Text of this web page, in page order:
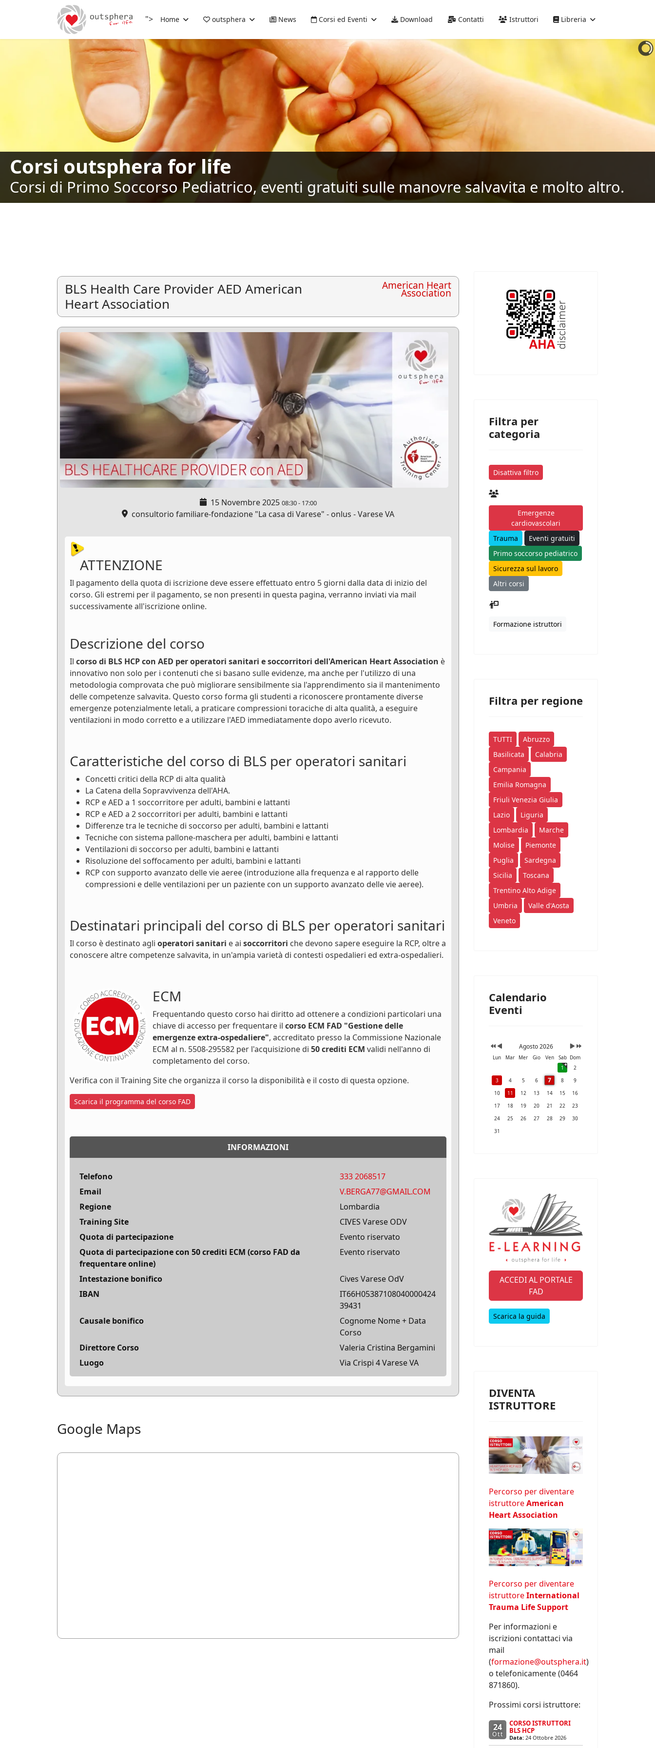
"> Home outsphera News Corsi ed Eventi Download Contatti Istruttori Libreria
Corsi outsphera for life
Corsi di Primo Soccorso Pediatrico, eventi gratuiti sulle manovre salvavita e molto altro.
BLS Health Care Provider AED American
Heart Association
American Heart
Association
15 Novembre 2025 08:30- 17:00
consultorio familiare-fondazione "La casa di Varese" - onlus - Varese VA
ATTENZIONE
Il pagamento della quota di iscrizione deve essere effettuato entro 5 giorni dalla data di inizio del
corso. Gli estremi per il pagamento, se non presenti in questa pagina, verranno inviati via mail
successivamente all'iscrizione online.
Descrizione del corso
Il corso di BLS HCP con AED per operatori sanitari e soccorritori dell'American Heart Association è
innovativo non solo per i contenuti che si basano sulle evidenze, ma anche per l'utilizzo di una
metodologia comprovata che può migliorare sensibilmente sia l'apprendimento sia il mantenimento
delle competenze salvavita. Questo corso forma gli studenti a riconoscere prontamente diverse
emergenze potenzialmente letali, a praticare compressioni toraciche di alta qualità, a eseguire
ventilazioni in modo corretto e a utilizzare l'AED immediatamente dopo averlo ricevuto.
Caratteristiche del corso di BLS per operatori sanitari
Concetti critici della RCP di alta qualità
La Catena della Sopravvivenza dell'AHA.
RCP e AED a 1 soccorritore per adulti, bambini e lattanti
RCP e AED a 2 soccorritori per adulti, bambini e lattanti
Differenze tra le tecniche di soccorso per adulti, bambini e lattanti
Tecniche con sistema pallone-maschera per adulti, bambini e lattanti
Ventilazioni di soccorso per adulti, bambini e lattanti
Risoluzione del soffocamento per adulti, bambini e lattanti
RCP con supporto avanzato delle vie aeree (introduzione alla frequenza e al rapporto delle
compressioni e delle ventilazioni per un paziente con un supporto avanzato delle vie aeree).
Destinatari principali del corso di BLS per operatori sanitari
Il corso è destinato agli operatori sanitari e ai soccorritori che devono sapere eseguire la RCP, oltre a
conoscere altre competenze salvavita, in un'ampia varietà di contesti ospedalieri ed extra-ospedalieri.
ECM
Frequentando questo corso hai diritto ad ottenere a condizioni particolari una
chiave di accesso per frequentare il corso ECM FAD "Gestione delle
emergenze extra-ospedaliere", accreditato presso la Commissione Nazionale
ECM al n. 5508-295582 per l'acquisizione di 50 crediti ECM validi nell'anno di
completamento del corso.
Verifica con il Training Site che organizza il corso la disponibilità e il costo di questa opzione.
Scarica il programma del corso FAD
INFORMAZIONI
Telefono
333 2068517
Email
V.BERGA77@GMAIL.COM
Regione
Lombardia
Training Site
CIVES Varese ODV
Quota di partecipazione
Evento riservato
Quota di partecipazione con 50 crediti ECM (corso FAD da
frequentare online)
Evento riservato
Intestazione bonifico
Cives Varese OdV
IBAN
IT66H05387108040000424
39431
Causale bonifico
Cognome Nome + Data
Corso
Direttore Corso
Valeria Cristina Bergamini
Luogo
Via Crispi 4 Varese VA
Google Maps
Filtra per
categoria
Disattiva filtro
Emergenze
cardiovascolari
Trauma
Eventi gratuiti
Primo soccorso pediatrico
Sicurezza sul lavoro
Altri corsi
Formazione istruttori
Filtra per regione
TUTTI
Abruzzo
Basilicata
Calabria
Campania
Emilia Romagna
Friuli Venezia Giulia
Lazio
Liguria
Lombardia
Marche
Molise
Piemonte
Puglia
Sardegna
Sicilia
Toscana
Trentino Alto Adige
Umbria
Valle d'Aosta
Veneto
Calendario
Eventi
Agosto 2026
Lun Mar Mer Gio Ven Sab Dom
1
2
3
4 5 6 7 8
9
10
11 12 13 14 15
16
17
18 19 20 21 22
23
24
25 26 27 28 29
30
31
ACCEDI AL PORTALE
FAD
Scarica la guida
DIVENTA
ISTRUTTORE
Percorso per diventare
istruttoreAmerican
Heart Association
Percorso per diventare
istruttoreInternational
Trauma Life Support
Per informazioni e
iscrizioni contattaci via
mail
(formazione@outsphera.it)
o telefonicamente (0464
871860).
Prossimi corsi istruttore:
24
Ott
CORSO ISTRUTTORI
BLS HCP
Data: 24 Ottobre 2026